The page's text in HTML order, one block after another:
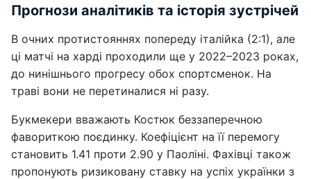
Прогнози аналітиків та історія зустрічей
В очних протистояннях попереду італійка (2:1), але
ці матчі на харді проходили ще у 2022–2023 роках,
до нинішнього прогресу обох спортсменок. На
траві вони не перетиналися ні разу.
Букмекери вважають Костюк беззаперечною
фавориткою поєдинку. Коефіцієнт на її перемогу
становить 1.41 проти 2.90 у Паоліні. Фахівці також
пропонують ризиковану ставку на успіх українки з